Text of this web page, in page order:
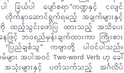
ါ ခြယ်ပါ ပျော်စရာ”ကဏ္ဍနှင့် ငလျင်
လိုက်နာဆောင်ရွက်ရမည့် အချက်များနှင့်
ကို ထည့်သွင်း‌ဖော်ပြ ထားသည့် အသိပေး
နေဖြင့် ဘဝရည်မှန်းချက်ထားကာ ကြိုးစား
ြည်ချစ်သူ” ကဗျာတို့ ပါဝင်ပါသည်။
ား အပါအဝင် Two-word Verb ဟု ခေါ်
အသုံးများနှင့် ပတ်သက်သည့် အင်္ဂလိပ်